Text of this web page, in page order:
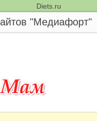
Diets.ru
"Медиафорт"